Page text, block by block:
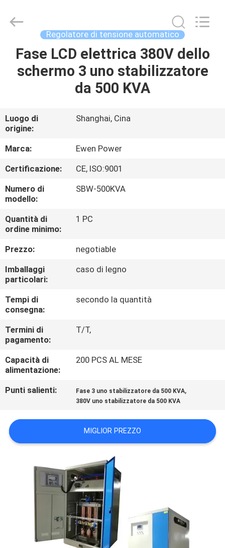
CASA.
VIDEO
SU
DI
NOI
VISITA
ALLA
FABBRICA
CONTROLLO
DELLA
QUALITÀ
CONTATTACI
UN
PREVENTIVO
NOTIZIE
fornitore.
Copyright
avrstabilizer.com.
Regolatore di tensione automatico
Fase LCD elettrica 380V dello
schermo 3 uno stabilizzatore
da 500 KVA
Luogo di
origine:
Shanghai, Cina
Marca:
Ewen Power
Certificazione:
CE, ISO:9001
Numero di
modello:
SBW-500KVA
Quantità di
ordine minimo:
1 PC
Prezzo:
negotiable
Imballaggi
particolari:
caso di legno
Tempi di
consegna:
secondo la quantità
Termini di
pagamento:
T/T,
Capacità di
alimentazione:
200 PCS AL MESE
Punti salienti: Fase 3 uno stabilizzatore da 500 KVA,
380V uno stabilizzatore da 500 KVA
MIGLIOR PREZZO